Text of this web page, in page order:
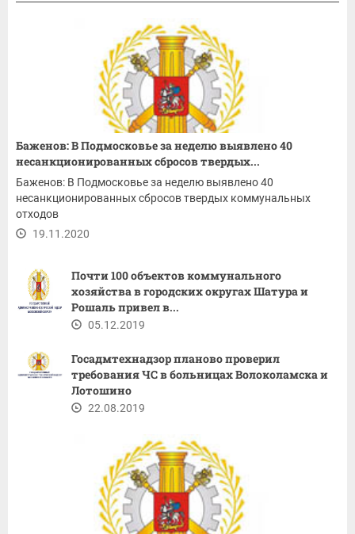
Баженов: В Подмосковье за неделю выявлено 40
несанкционированных сбросов твердых...
Баженов: В Подмосковье за неделю выявлено 40
несанкционированных сбросов твердых коммунальных
отходов
19.11.2020
Почти 100 объектов коммунального
хозяйства в городских округах Шатура и
Рошаль привел в...
05.12.2019
Госадмтехнадзор планово проверил
требования ЧС в больницах Волоколамска и
Лотошино
22.08.2019